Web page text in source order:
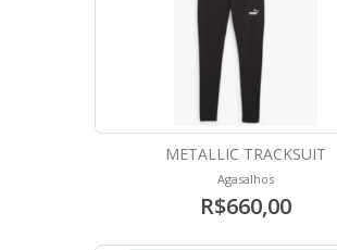
METALLIC TRACKSUIT
Agasalhos
R$660,00